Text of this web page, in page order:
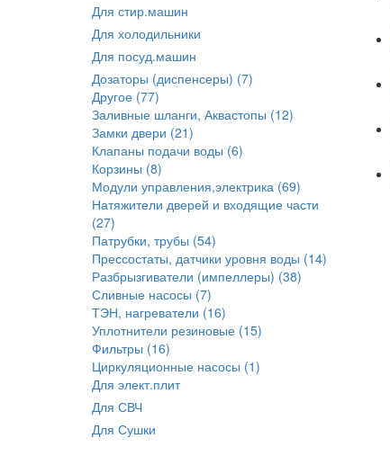
Для стир.машин
Для холодильники
Для посуд.машин
Дозаторы (диспенсеры) (7)
Другое (77)
Заливные шланги, Аквастопы (12)
Замки двери (21)
Клапаны подачи воды (6)
Корзины (8)
Модули управления,электрика (69)
Натяжители дверей и входящие части
(27)
Патрубки, трубы (54)
Прессостаты, датчики уровня воды (14)
Разбрызгиватели (импеллеры) (38)
Сливные насосы (7)
ТЭН, нагреватели (16)
Уплотнители резиновые (15)
Фильтры (16)
Циркуляционные насосы (1)
Для элект.плит
Для СВЧ
Для Сушки